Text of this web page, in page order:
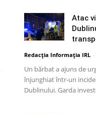
Atac
Redacția Informația IRL -
Un bărbat a ajuns de
înjunghiat într-un
Dublinului. Garda